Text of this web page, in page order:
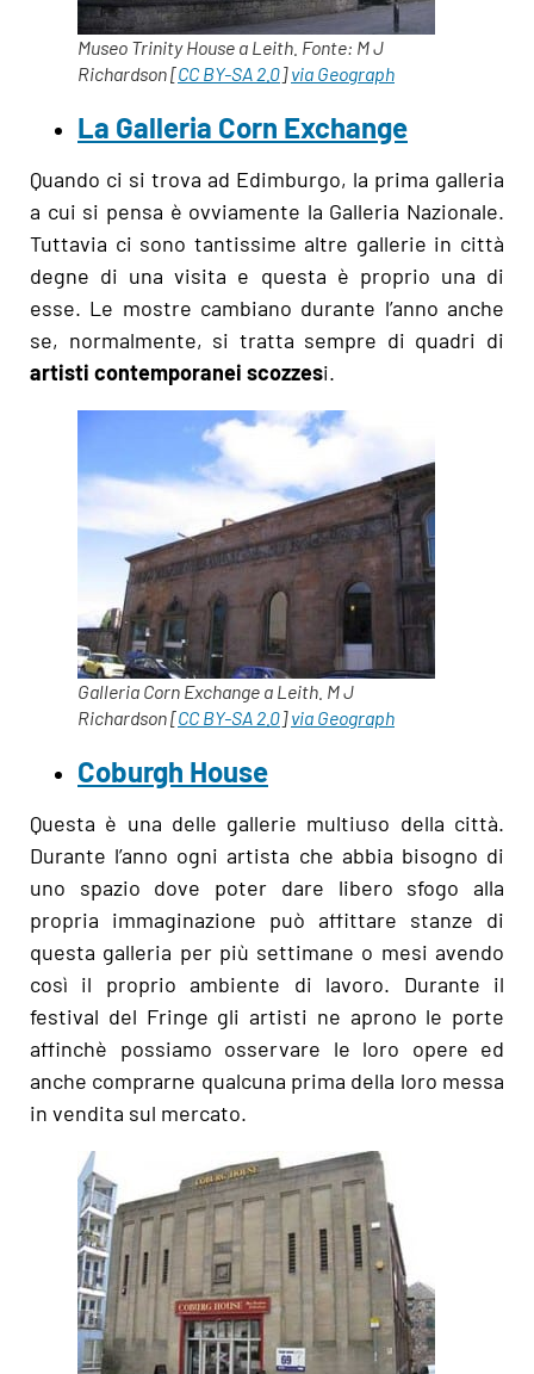
Museo Trinity House a Leith. Fonte: M J
Richardson [CC BY-SA 2.0]via Geograph
La Galleria Corn Exchange
Quando ci si trova ad Edimburgo, la prima galleria
a cui si pensa è ovviamente la Galleria Nazionale.
Tuttavia ci sono tantissime altre gallerie in città
degne di una visita e questa è proprio una di
esse. Le mostre cambiano durante l’anno anche
se, normalmente, si tratta sempre di quadri di
artisti contemporanei scozzesi.
Galleria Corn Exchange a Leith. M J
Richardson [CC BY-SA 2.0]via Geograph
Coburgh House
Questa è una delle gallerie multiuso della città.
Durante l’anno ogni artista che abbia bisogno di
uno spazio dove poter dare libero sfogo alla
propria immaginazione può affittare stanze di
questa galleria per più settimane o mesi avendo
così il proprio ambiente di lavoro. Durante il
festival del Fringe gli artisti ne aprono le porte
affinchè possiamo osservare le loro opere ed
anche comprarne qualcuna prima della loro messa
in vendita sul mercato.